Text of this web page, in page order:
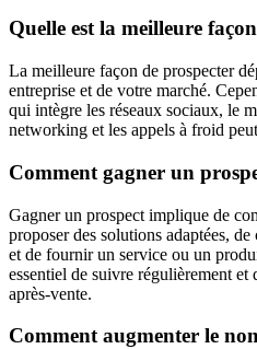
Quelle est la meilleure
La meilleure façon de prospecter
entreprise et de votre marché.
qui intègre les réseaux sociaux, le
networking et les appels à froid
Comment gagner un
Gagner un prospect implique de
proposer des solutions adaptées,
et de fournir un service ou un
essentiel de suivre régulièrement
après-vente.
Comment augmenter le